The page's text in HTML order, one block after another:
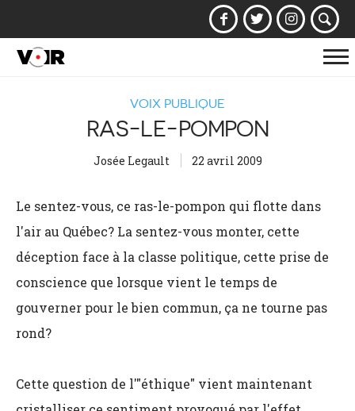
VOIX PUBLIQUE
RAS-LE-POMPON
Josée Legault 22 avril 2009
Le sentez-vous, ce ras-le-pompon qui flotte dans
l'air au Québec? La sentez-vous monter, cette
déception face à la classe politique, cette prise de
conscience que lorsque vient le temps de
gouverner pour le bien commun, ça ne tourne pas
rond?
Cette question de l'"éthique" vient maintenant